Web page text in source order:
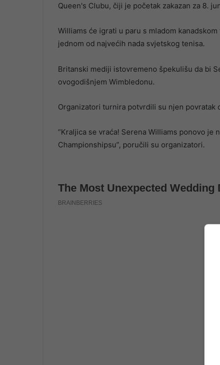
Queen's Clubu, čiji je početak zakazan za 8.
Williams će igrati u paru s mladom
jednom od najvećih nada svjetskog tenisa.
Britanski mediji istovremeno špekulišu da bi
ovogodišnjem Wimbledonu.
Organizatori turnira potvrdili su njen povratak
“Kraljica se vraća! Serena Williams ponovo je
Championshipsu”, poručili su organizatori.